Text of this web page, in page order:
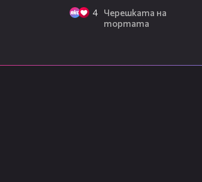
4
Черешката на
тортата